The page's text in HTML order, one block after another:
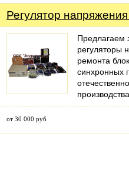
Регулятор
Предлагаем
регуляторы
ремонта
синхронных
от 30 000 руб